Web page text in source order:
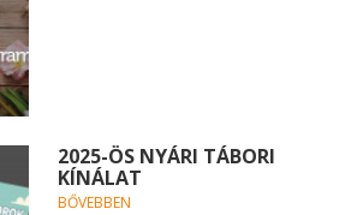
2025-ÖS NYÁRI TÁBORI
KÍNÁLAT
BŐVEBBEN